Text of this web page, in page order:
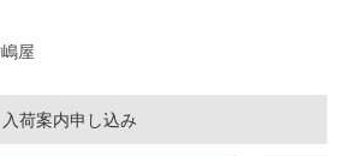
屋
入荷案内申し込み